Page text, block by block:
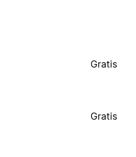
Gratis
Gratis